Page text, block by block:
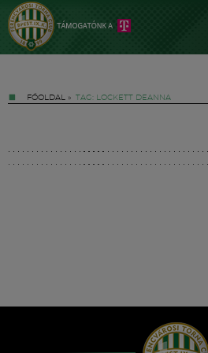
FŐOLDAL » TAG: LOCKETT DEANNA
Hírek